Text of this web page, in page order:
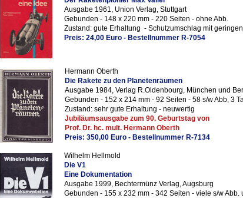
Ausgabe 1961, Union Verlag, Stuttgart
Gebunden - 148 x 220 mm - 220 Seiten - ohne Abb.
Zustand: gute Erhaltung - Schutzumschlag mit
Preis: 24,00 Euro - Bestellnummer R-7054
Hermann Oberth
Die Rakete zu den Planetenräumen
Ausgabe 1984, Verlag R.Oldenbourg, München und
Gebunden - 152 x 214 mm - 92 Seiten - 58 s/w Abb, 3
Zustand: sehr gute Erhaltung - neuwertig
Jubiläumsausgabe zum 90. Geburtstag von
Prof. Dr. hc. mult. Hermann Oberth
Preis: 350,00 Euro - Bestellnummer R-7134
Wilhelm Hellmold
Die V1
Eine Dokumentation
Ausgabe 1999, Bechtermünz Verlag, Augsburg
Gebunden - 155 x 232 mm - 342 Seiten - viele s/w Abb.